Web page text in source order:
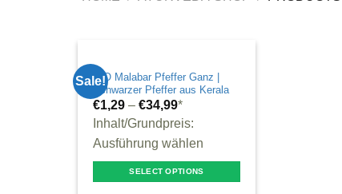
Sale!BIO Malabar Pfeffer Ganz |
Schwarzer Pfeffer aus Kerala
€1,29 –€34,99*
Inhalt/Grundpreis:
Ausführung wählen
SELECT OPTIONS